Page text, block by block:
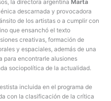
la directora argentina Marta
descarnada y provocadora
de los artistas o a cumplir con
que ensanchó el texto
creativas, formación de
y espaciales, además de una
para encontrarle alusiones
sociopolítica de la actualidad.
incluida en el programa de
con la clasificación de la crítica